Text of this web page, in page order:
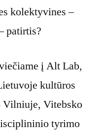
kolektyvines –
patirtis?
į Alt Lab,
kultūros
Vilniuje, Vitebsko
tyrimo